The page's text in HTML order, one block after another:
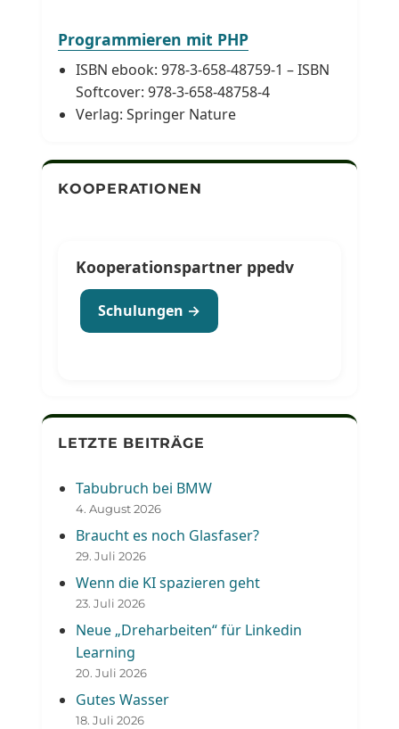
Programmieren mit PHP
ISBN ebook: 978-3-658-48759-1 – ISBN
Softcover: 978-3-658-48758-4
Verlag: Springer Nature
KOOPERATIONEN
Kooperationspartner ppedv
Schulungen →
LETZTE BEITRÄGE
Tabubruch bei BMW
4. August 2026
Braucht es noch Glasfaser?
29. Juli 2026
Wenn die KI spazieren geht
23. Juli 2026
Neue „Dreharbeiten“ für Linkedin
Learning
20. Juli 2026
Gutes Wasser
18. Juli 2026